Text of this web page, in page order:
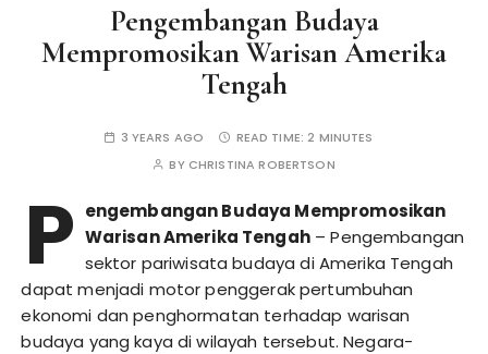
Pengembangan Budaya
Mempromosikan Warisan Amerika
Tengah
3 YEARS AGO READ TIME:2 MINUTES
BY CHRISTINA ROBERTSON
P engembangan Budaya Mempromosikan
Warisan Amerika Tengah– Pengembangan
sektor pariwisata budaya di Amerika Tengah
dapat menjadi motor penggerak pertumbuhan
ekonomi dan penghormatan terhadap warisan
budaya yang kaya di wilayah tersebut. Negara-